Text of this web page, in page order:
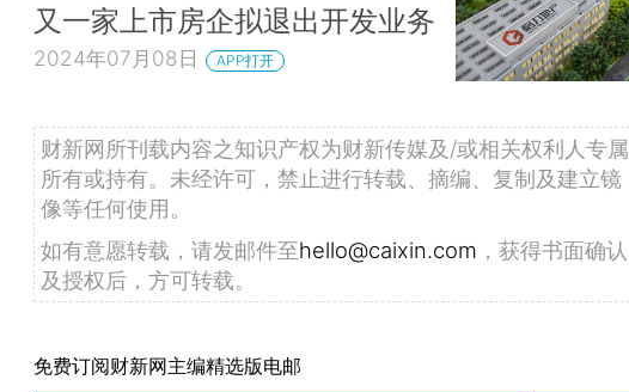
又一家上市房企拟退出开发业务
2024年07月08日 APP打开
财新网所刊载内容之知识产权为财新传媒及/或相关权利人专属
所有或持有。未经许可，禁止进行转载、摘编、复制及建立镜
像等任何使用。
如有意愿转载，请发邮件至hello@caixin.com ，获得书面确认
及授权后，方可转载。
免费订阅财新网主编精选版电邮